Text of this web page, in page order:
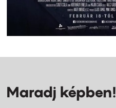
Maradj képben!